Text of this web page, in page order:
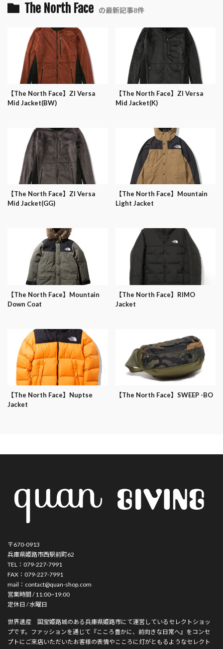
The North Face の最新記事8件
【The North Face】ZI Versa
Mid Jacket(BW)
【The North Face】ZI Versa
Mid Jacket(K)
【The North Face】ZI Versa
Mid Jacket(GG)
【The North Face】Mountain
Light Jacket
【The North Face】Mountain
Down Coat
【The North Face】RIMO
Jacket
【The North Face】Nuptse
Jacket
【The North Face】SWEEP -BO
〒670-0913
兵庫県姫路市西駅前町62
TEL：079-227-7991
FAX：079-227-7991
mail：contact@quan-shop.com
営業時間 / 11:00~19:00
定休日 / 水曜日
世界遺産 国宝姫路城のある兵庫県姫路市にて運営しているセレクトショッ
プです。ファッションを通じて『こころ豊かに、前向きな日常へ』をコンセ
プトにご来店いただいたお客様の表情やこころに灯がともるようなセレクト